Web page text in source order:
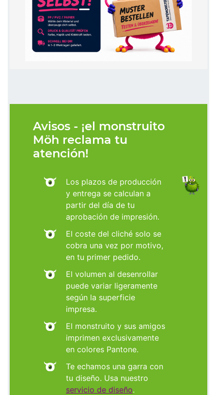
Avisos - ¡el monstruito
Möh reclama tu
atención!
Los plazos de producción
y entrega se calculan a
partir del día de tu
aprobación de impresión.
El coste del cliché solo se
cobra una vez por motivo,
en tu primer pedido.
El volumen al desenrollar
puede variar ligeramente
según la superficie
impresa.
El monstruito y sus amigos
imprimen exclusivamente
en colores Pantone.
Te echamos una garra con
tu diseño. Usa nuestro
servicio de diseño.